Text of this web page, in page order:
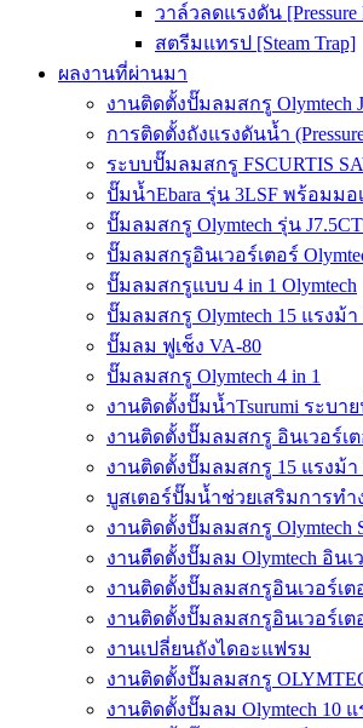
วาล์วลดแรงดัน [Pressure
สตรีมแทรป [Steam Trap]
ผลงานที่ผ่านมา
งานติดตั้งปั๊มลมสกรู Olymtech
การติดตั้งถังแรงดันน้ำ
ระบบปั๊มลมสกรู FSCURTIS
ปั๊มน้ำEbara รุ่น 3LSF พร้อมมอ
ปั๊มลมสกรู Olymtech รุ่น
ปั๊มลมสกรูอินเวอร์เตอร์
ปั๊มลมสกรูแบบ 4 in 1 Olymtech
ปั๊มลมสกรู Olymtech 15 แรง
ปั๊มลม ฟูเช็ง VA-80
ปั๊มลมสกรู Olymtech 4 in 1
งานติดตั้งปั๊มน้ำTsurumi ระบ
งานติดตั้งปั๊มลมสกรู อินเวอร์เต
งานติดตั้งปั๊มลมสกรู 15 แรงม้า
บูสเตอร์ปั๊มน้ำช่วยเสริมการท
งานติดตั้งปั๊มลมสกรู Olymtech
งานตืดตั้งปั๊มลม Olymtech อินเ
งานติดตั้งปั๊มลมสกรูอินเวอร์เต
งานติดตั้งปั๊มลมสกรูอินเวอร์เต
งานเปลี่ยนถังไดอะแฟรม
งานติดตั้งปั๊มลมสกรู
งานติดตั้งปั๊มลม Olymtech 10